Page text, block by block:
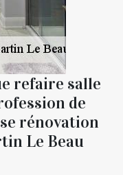
refaire salle
de
rénovation
Le Beau